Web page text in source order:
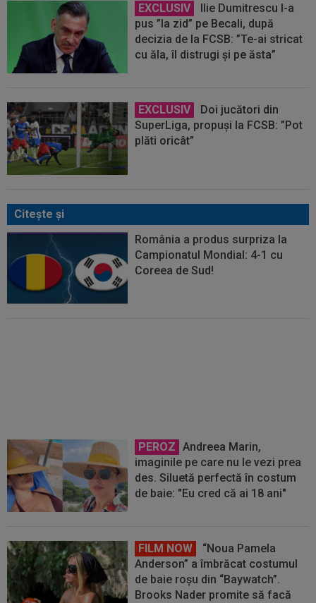
EXCLUSIV
Ilie Dumitrescu l-a
pus ”la zid” pe Becali, după
decizia de la FCSB: ”Te-ai stricat
cu ăla, îl distrugi și pe ăsta”
EXCLUSIV
Doi jucători din
SuperLiga, propuși la FCSB: ”Pot
plăti oricât”
Citeşte şi
România a produs surpriza la
Campionatul Mondial: 4-1 cu
Coreea de Sud!
PEROZ Andreea Marin,
imaginile pe care nu le vezi prea
des. Siluetă perfectă în costum
de baie: "Eu cred că ai 18 ani"
FILM NOW
“Noua Pamela
Anderson” a îmbrăcat costumul
de baie roșu din “Baywatch”.
Brooks Nader promite să facă